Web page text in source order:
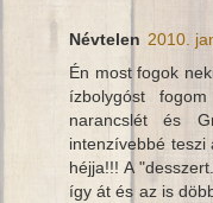
Névtelen 2010.
Én most fogok
ízbolygóst
narancslét és
intenzívebbé
héjja!!! A
így át és az is